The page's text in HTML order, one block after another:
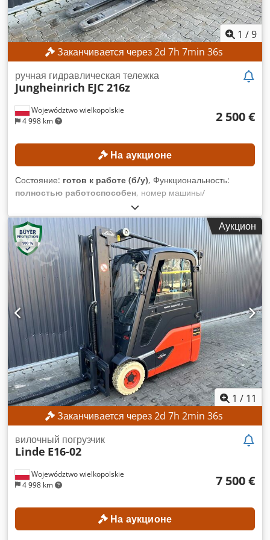
1 /9
Заканчивается через2d 7h 7min 33s
Województwo wielkopolskie
4 998 km
ручная гидравлическая тележка
Jungheinrich EJC 216z
2 500 €
На аукционе
Состояние: готов к работе (б/у), Функциональность:
полностью работоспособен, номер машины/
90621285
моточасы:560 h, высота подъема:2 800 мм, строительная
высота:
1 950 мм
, Минимальная цена отсутствует –
гарантированная продажа по самой высокой ставке!
ТЕХНИЧЕСКИЕ ХАРАКТЕРИСТИКИ Высота подъема: 2800
мм Габаритная высота: 1950 мм ХАРАКТЕРИСТИКИ
МАШИНЫ Тип мачты: стандартная мачта Тип
аккумулятора: литий-ионный аккумулятор Наработка: 560
часов КОМПЛЕКТАЦИЯ Начальный подъем Зарядное
устройство Dwodpfszrlw Aox Anlea Внешний
идентификатор: SL1145SP
Аукцион
1 / 11
Заканчивается через2d 7h 2min 33s
Województwo wielkopolskie
4 998 km
вилочный погрузчик
Linde E16-02
7 500 €
На аукционе